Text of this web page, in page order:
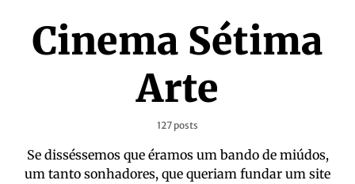
Cinema Sétima
Arte
127 posts
Se disséssemos que éramos um bando de miúdos,
um tanto sonhadores, que queriam fundar um site